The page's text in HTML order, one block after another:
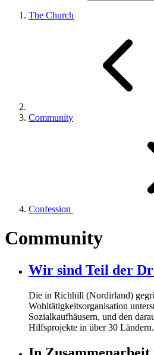
The Church
Community
Confession
Community
Wir sind Teil der
Die in Richhill (Nordirland)
Wohltätigkeitsorganisation
Sozialkaufhäusern, und den
Hilfsprojekte in über30 Ländern.